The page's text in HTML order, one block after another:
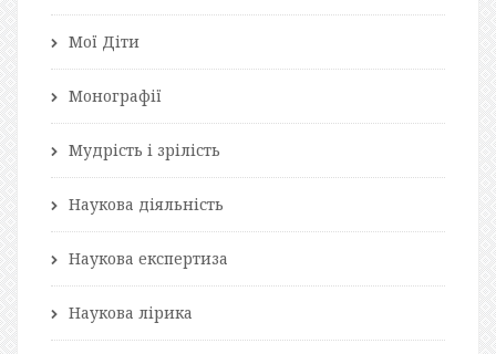
Мої Діти
Монографії
Мудрість і зрілість
Наукова діяльність
Наукова експертиза
Наукова лірика